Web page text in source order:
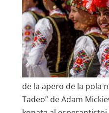
de la apero de la pola
Tadeo” de Adam